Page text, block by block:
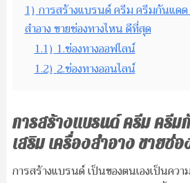
1) การสร้างแบรนด์ ครีม ครีมกันแดด
สำอาง ขายช่องทางไหน ดีที่สุด
1.1) 1.ช่องทางออฟไลน์
1.2) 2.ช่องทางออนไลน์
การสร้างแบรนด์ ครีม ครีม
เสริม เครื่องสำอาง ขายช่
การสร้างแบรนด์ เป็นของตนเองเป็นคว